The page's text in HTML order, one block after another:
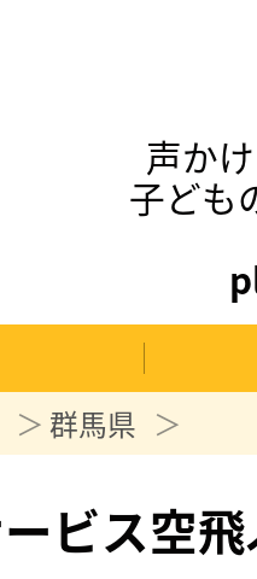
声か
子ども
群馬県
ビス空